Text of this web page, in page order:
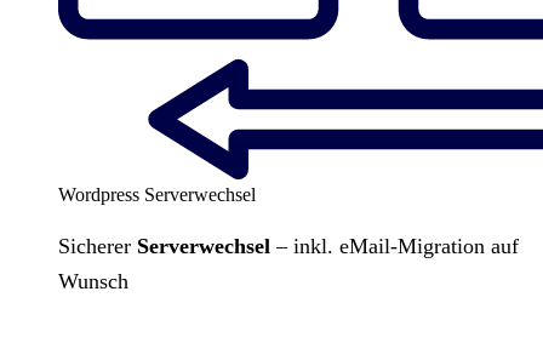
Wordpress Serverwechsel
Sicherer Serverwechsel – inkl. eMail-Migration auf
Wunsch